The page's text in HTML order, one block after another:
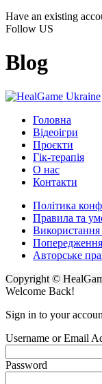
Have an existing
Follow US
Blog
Головна
Відеоігри
Проєкти
Гік-терапія
О нас
Контакти
Політика
Правила та
Використання
Попередження
Авторське
Copyright ©
Welcome Back!
Sign in to your
Username or Email
Password